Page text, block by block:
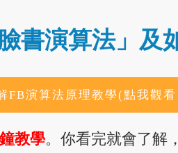
書演算法」及
FB演算法原理教學(點我觀
教學。你看完就會了解